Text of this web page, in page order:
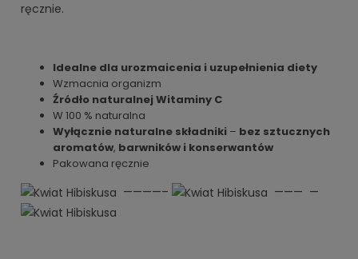
ręcznie.
Idealne dla urozmaicenia i uzupełnienia diety
Wzmacnia organizm
Źródło naturalnej Witaminy C
W 100 % naturalna
Wyłącznie naturalne składniki – bez sztucznych
aromatów, barwników i konserwantów
Pakowana ręcznie
————– ——— —